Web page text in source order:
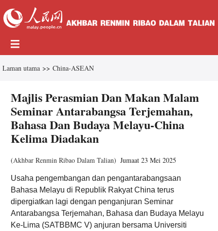
Laman utama >> China-ASEAN
Majlis Perasmian Dan Makan Malam
Seminar Antarabangsa Terjemahan,
Bahasa Dan Budaya Melayu-China
Kelima Diadakan
(Akhbar Renmin Ribao Dalam Talian) Jumaat 23 Mei 2025
Usaha pengembangan dan pengantarabangsaan
Bahasa Melayu di Republik Rakyat China terus
dipergiatkan lagi dengan penganjuran Seminar
Antarabangsa Terjemahan, Bahasa dan Budaya Melayu
Ke-Lima (SATBBMC V) anjuran bersama Universiti